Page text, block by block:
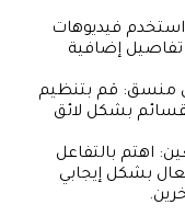
استخدم فيديوهات
إضافية
منسق: قم بتنظيم
بشكل لائق
اهتم بالتفاعل
بشكل إيجابي